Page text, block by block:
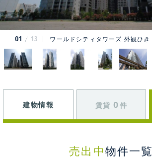
01 13 ワールドシティタワーズ 外観ひき
建物情報 賃貸 0 件
売出中 物件一覧